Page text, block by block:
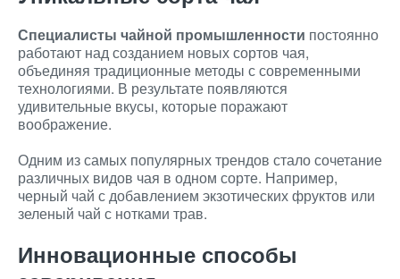
Специалисты чайной промышленности постоянно
работают над созданием новых сортов чая,
объединяя традиционные методы с современными
технологиями. В результате появляются
удивительные вкусы, которые поражают
воображение.
Одним из самых популярных трендов стало сочетание
различных видов чая в одном сорте. Например,
черный чай с добавлением экзотических фруктов или
зеленый чай с нотками трав.
Инновационные способы